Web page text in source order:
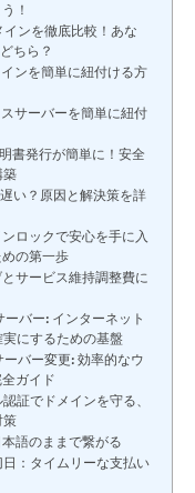
！
ンを徹底比較！あな
ちら？
ンを簡単に紐付ける方
サーバーを簡単に紐付
書発行が簡単に！安全
築
い？原因と解決策を詳
ロックで安心を手に入
の第一歩
サービス維持調整費に
バー: インターネット
にするための基盤
バー変更: 効率的なウ
ガイド
証でドメインを守る、
策
語のままで繋がる
：タイムリーな支払い